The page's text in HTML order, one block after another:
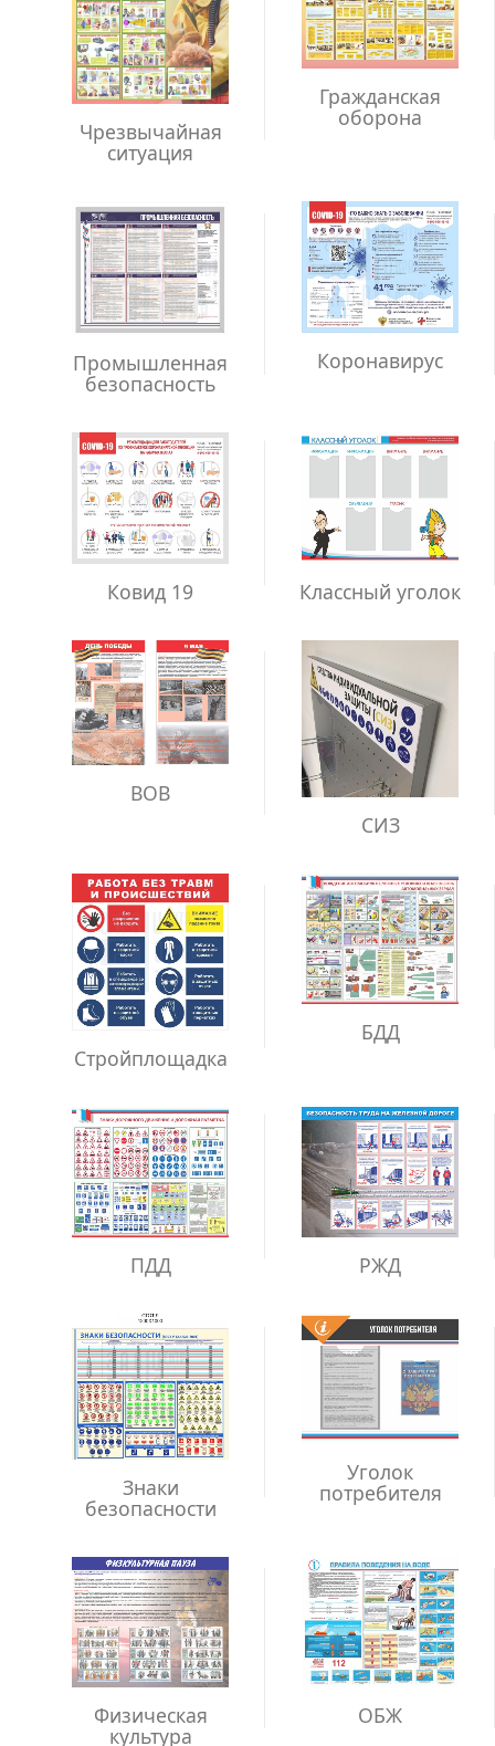
Чрезвычайная
ситуация
Гражданская
оборона
Промышленная
безопасность
Коронавирус
Ковид 19 Классный уголок
ВОВ
СИЗ
Стройплощадка
БДД
ПДД РЖД
Знаки
безопасности
Уголок
потребителя
Физическая
культура
ОБЖ